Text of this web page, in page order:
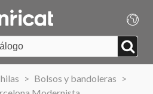
> Bolsos y bandoleras >